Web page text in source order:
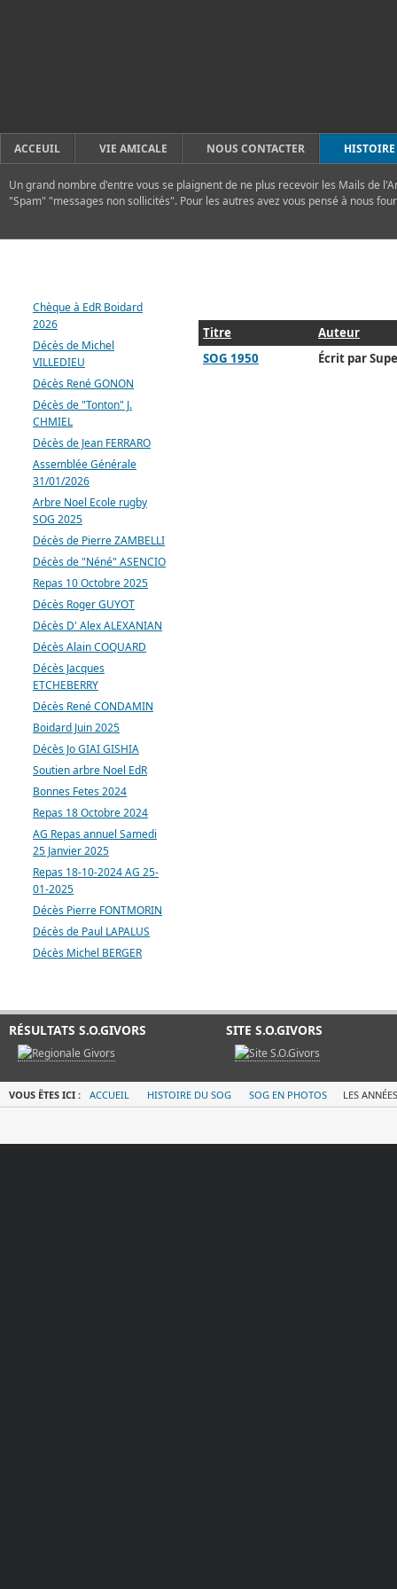
ACCEUIL VIE AMICALE NOUS CONTACTER
Un grand nombre d'entre vous se plaignent de ne plus recevoir les Mails de
"Spam" "messages non sollicités". Pour les autres avez vous pensé à nous
Titre
Auteur
SOG 1950
Écrit par
Chèque à EdR Boidard
2026
Décès de Michel
VILLEDIEU
Décès René GONON
Décès de "Tonton" J.
CHMIEL
Décès de Jean FERRARO
Assemblée Générale
31/01/2026
Arbre Noel Ecole rugby
SOG 2025
Décès de Pierre ZAMBELLI
Décès de "Néné" ASENCIO
Repas 10 Octobre 2025
Décès Roger GUYOT
Décès D' Alex ALEXANIAN
Décès Alain COQUARD
Décès Jacques
ETCHEBERRY
Décès René CONDAMIN
Boidard Juin 2025
Décès Jo GIAI GISHIA
Soutien arbre Noel EdR
Bonnes Fetes 2024
Repas 18 Octobre 2024
AG Repas annuel Samedi
25 Janvier 2025
Repas 18-10-2024 AG 25-
01-2025
Décès Pierre FONTMORIN
Décès de Paul LAPALUS
Décès Michel BERGER
RÉSULTATS S.O.GIVORS SITE S.O.GIVORS
VOUS ÊTES ICI : ACCUEIL HISTOIRE DU SOG SOG EN PHOTOS LES